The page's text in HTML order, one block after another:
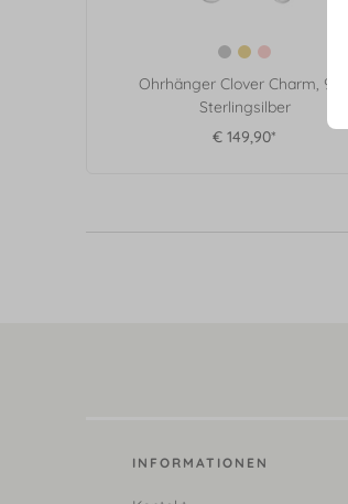
Ohrhänger Clover Charm, 925
Sterlingsilber
€ 149,90*
INFORMATIONEN